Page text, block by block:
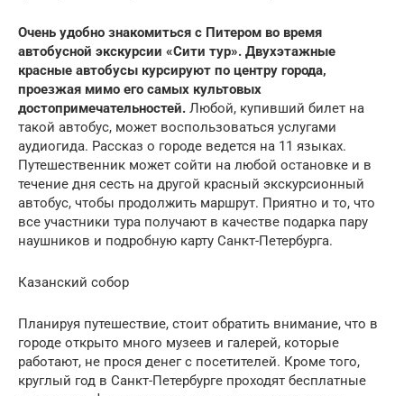
Очень удобно знакомиться с Питером во время
автобусной экскурсии «Сити тур». Двухэтажные
красные автобусы курсируют по центру города,
проезжая мимо его самых культовых
достопримечательностей. Любой, купивший билет на
такой автобус, может воспользоваться услугами
аудиогида. Рассказ о городе ведется на 11 языках.
Путешественник может сойти на любой остановке и в
течение дня сесть на другой красный экскурсионный
автобус, чтобы продолжить маршрут. Приятно и то, что
все участники тура получают в качестве подарка пару
наушников и подробную карту Санкт-Петербурга.
Казанский собор
Планируя путешествие, стоит обратить внимание, что в
городе открыто много музеев и галерей, которые
работают, не прося денег с посетителей. Кроме того,
круглый год в Санкт-Петербурге проходят бесплатные